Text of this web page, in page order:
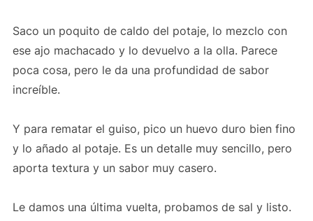
Saco un poquito de caldo del potaje, lo mezclo con
ese ajo machacado y lo devuelvo a la olla. Parece
poca cosa, pero le da una profundidad de sabor
increíble.
Y para rematar el guiso, pico un huevo duro bien fino
y lo añado al potaje. Es un detalle muy sencillo, pero
aporta textura y un sabor muy casero.
Le damos una última vuelta, probamos de sal y listo.